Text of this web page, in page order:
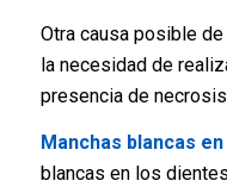
Otra causa posible
la necesidad de
presencia de
Manchas blancas
blancas en los